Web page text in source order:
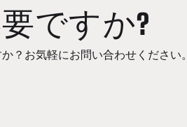
ですか?
？お気軽にお問い合わせください。